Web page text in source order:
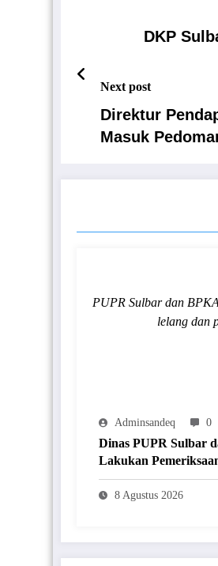
DKP
Next post
Direktur
Masuk
PUPR Sulbar dan
lelang dan
Adminsandeq 0
Dinas PUPR Sulbar
Lakukan
Lelang dan
Daerah
8 Agustus 2026